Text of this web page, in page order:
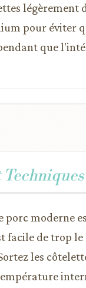
légèrement
pour éviter
que
Techniques
porc moderne
facile de trop
les